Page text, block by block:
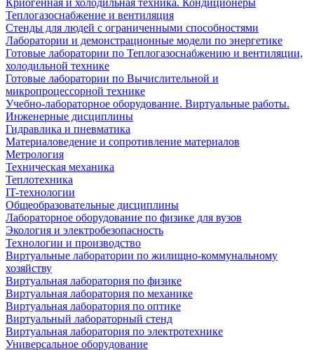
Криогенная и холодильная техника. Кондиционеры
Теплогазоснабжение и вентиляция
Стенды для людей с ограниченными способностями
Лаборатории и демонстрационные модели по энергетике
Готовые лаборатории по Теплогазоснабжению и вентиляции,
холодильной технике
Готовые лаборатории по Вычислительной и
микропроцессорной технике
Учебно-лабораторное оборудование. Виртуальные работы.
Инженерные дисциплины
Гидравлика и пневматика
Материаловедение и сопротивление материалов
Метрология
Техническая механика
Теплотехника
IT-технологии
Общеобразовательные дисциплины
Лабораторное оборудование по физике для вузов
Экология и электробезопасность
Технологии и производство
Виртуальные лаборатории по жилищно-коммунальному
хозяйству
Виртуальная лаборатория по физике
Виртуальная лаборатория по механике
Виртуальная лаборатория по оптике
Виртуальный лабораторный стенд
Виртуальная лаборатория по электротехнике
Универсальное оборудование